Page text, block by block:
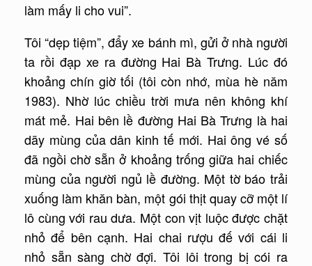
làm mấy li cho vui”.
Tôi “dẹp tiệm”, đẩy xe bánh mì, gửi ở nhà người
ta rồi đạp xe ra đường Hai Bà Trưng. Lúc đó
khoảng chín giờ tối (tôi còn nhớ, mùa hè năm
1983). Nhờ lúc chiều trời mưa nên không khí
mát mẻ. Hai bên lề đường Hai Bà Trưng là hai
dãy mùng của dân kinh tế mới. Hai ông vé số
đã ngồi chờ sẵn ở khoảng trống giữa hai chiếc
mùng của người ngủ lề đường. Một tờ báo trải
xuống làm khăn bàn, một gói thịt quay cỡ một lí
lô cùng với rau dưa. Một con vịt luộc được chặt
nhỏ để bên cạnh. Hai chai rượu đế với cái li
nhỏ sẵn sàng chờ đợi. Tôi lôi trong bị cói ra